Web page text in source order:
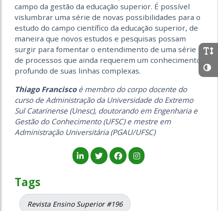
campo da gestão da educação superior. É possível
vislumbrar uma série de novas possibilidades para o
estudo do campo científico da educação superior, de
maneira que novos estudos e pesquisas possam
surgir para fomentar o entendimento de uma série
de processos que ainda requerem um conhecimento
profundo de suas linhas complexas.
Thiago Franciscoé membro do corpo docente do
curso de Administração da Universidade do Extremo
Sul Catarinense (Unesc), doutorando em Engenharia e
Gestão do Conhecimento (UFSC) e mestre em
Administração Universitária (PGAU/UFSC)
Tags
Revista Ensino Superior #196